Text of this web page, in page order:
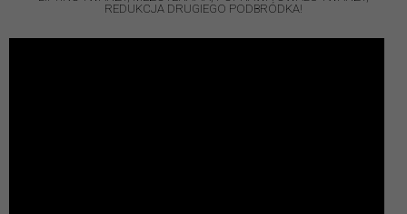
REDUKCJA DRUGIEGO PODBRÓDKA!